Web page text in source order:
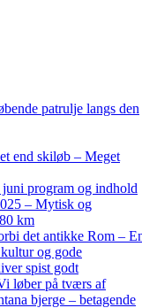
patrulje langs den
end skiløb – Meget
program og indhold
– Mytisk og
km
det antikke Rom –
og gode
spist godt
løber på tværs af
bjerge – betagende